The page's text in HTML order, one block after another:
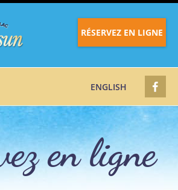
RÉSERVEZ EN LIGNE
ENGLISH
en ligne